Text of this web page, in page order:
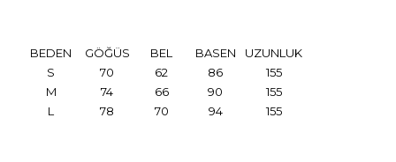
BEDEN GÖĞÜS BEL BASEN
UZUNLUK
S
70 62 86
155
M
74 66 90
155
L
78 70 94 155